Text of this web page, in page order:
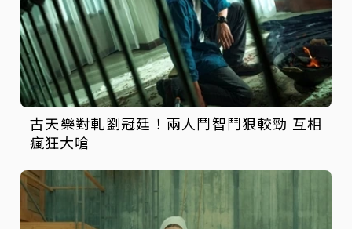
古天樂對軋劉冠廷！兩人鬥智鬥狠較勁 互相
瘋狂大嗆